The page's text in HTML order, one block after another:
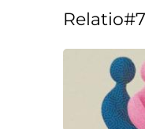
Relatio#7